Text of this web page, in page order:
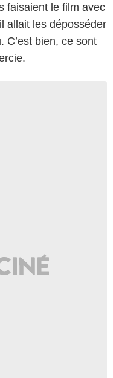
faisaient le film avec
allait les déposséder
C’est bien, ce sont